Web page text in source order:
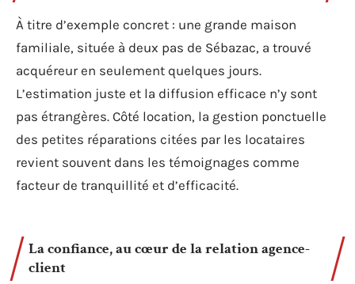
À titre d’exemple concret : une grande maison
familiale, située à deux pas de Sébazac, a trouvé
acquéreur en seulement quelques jours.
L’estimation juste et la diffusion efficace n’y sont
pas étrangères. Côté location, la gestion ponctuelle
des petites réparations citées par les locataires
revient souvent dans les témoignages comme
facteur de tranquillité et d’efficacité.
La confiance, au cœur de la relation agence-
client